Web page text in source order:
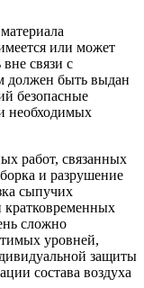
или может
связи с
должен быть выдан
безопасные
необходимых
работ, связанных
и разрушение
сыпучих
кратковременных
сложно
уровней,
защиты
состава воздуха